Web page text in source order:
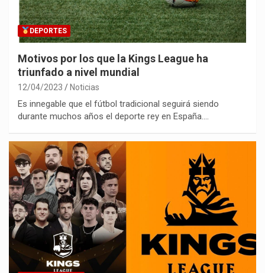
DEPORTES
Motivos por los que la Kings League ha
triunfado a nivel mundial
12/04/2023 Noticias
Es innegable que el fútbol tradicional seguirá siendo
durante muchos años el deporte rey en España.…